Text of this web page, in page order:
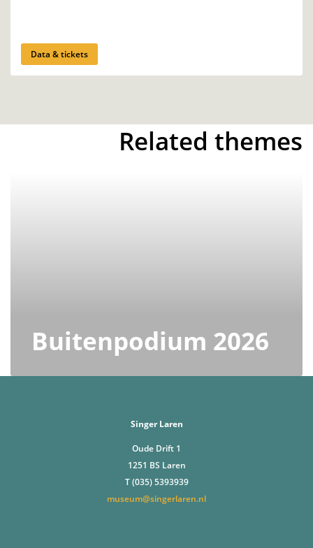
Data & tickets
Related themes
Buitenpodium 2026
Singer Laren
Oude Drift 1
1251 BS Laren
T (035) 5393939
museum@singerlaren.nl